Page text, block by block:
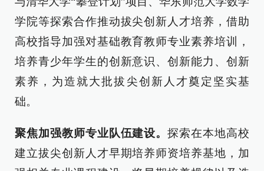
学院等探索合作推动拔尖创新人才培养，借助
高校指导加强对基础教育教师专业素养培训，
培养青少年学生的创新意识、创新能力、创新
素养，为造就大批拔尖创新人才奠定坚实基
础。
聚焦加强教师专业队伍建设。探索在本地高校
建立拔尖创新人才早期培养师资培养基地，加